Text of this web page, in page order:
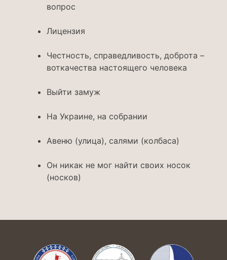
вопрос
Лицензия
Честность, справедливость, доброта –
воткачества настоящего человека
Выйти замуж
На Украине, на собрании
Авеню (улица), салями (колбаса)
Он никак не мог найти своих носок
(носков)